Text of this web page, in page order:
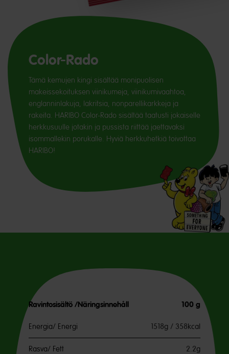
Color-Rado
Tämä kemujen kingi sisältää monipuolisen
makeissekoituksen viinikumeja, viinikumivaahtoa,
englanninlakuja, lakritsia, nonparellikarkkeja ja
rakeita. HARIBO Color-Rado sisältää taatusti jokaiselle
herkkusuulle jotakin ja pussista riittää jaettavaksi
isommallekin porukalle. Hyviä herkkuhetkiä toivottaa
HARIBO!
Ravintosisältö /Näringsinnehåll 100 g
Energia/ Energi 1518g / 358kcal
Rasva/ Fett
2.2g